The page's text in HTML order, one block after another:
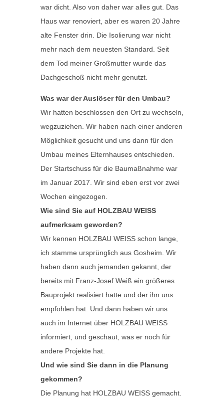
war dicht. Also von daher war alles gut. Das
Haus war renoviert, aber es waren 20 Jahre
alte Fenster drin. Die Isolierung war nicht
mehr nach dem neuesten Standard. Seit
dem Tod meiner Großmutter wurde das
Dachgeschoß nicht mehr genutzt.
Was war der Auslöser für den Umbau?
Wir hatten beschlossen den Ort zu wechseln,
wegzuziehen. Wir haben nach einer anderen
Möglichkeit gesucht und uns dann für den
Umbau meines Elternhauses entschieden.
Der Startschuss für die Baumaßnahme war
im Januar 2017. Wir sind eben erst vor zwei
Wochen eingezogen.
Wie sind Sie auf HOLZBAU WEISS
aufmerksam geworden?
Wir kennen HOLZBAU WEISS schon lange,
ich stamme ursprünglich aus Gosheim. Wir
haben dann auch jemanden gekannt, der
bereits mit Franz-Josef Weiß ein größeres
Bauprojekt realisiert hatte und der ihn uns
empfohlen hat. Und dann haben wir uns
auch im Internet über HOLZBAU WEISS
informiert, und geschaut, was er noch für
andere Projekte hat.
Und wie sind Sie dann in die Planung
gekommen?
Die Planung hat HOLZBAU WEISS gemacht.